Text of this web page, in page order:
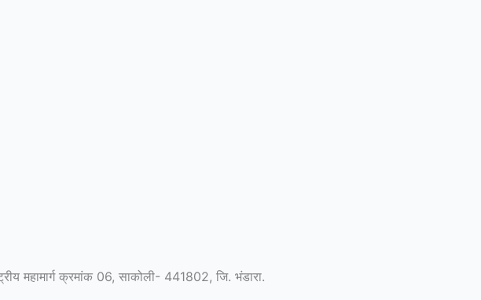
महामार्ग क्रमांक 06, साकोली- 441802, जि. भंडारा.